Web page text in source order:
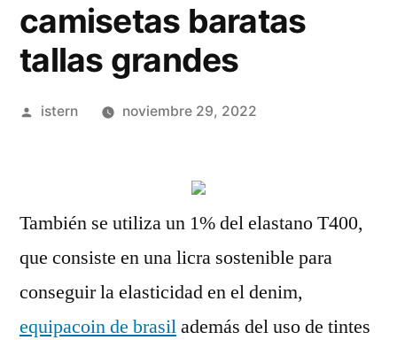
camisetas baratas
tallas grandes
Publicado
istern noviembre 29, 2022
También se utiliza un 1% del elastano T400,
que consiste en una licra sostenible para
conseguir la elasticidad en el denim,
equipacoin de brasilademás del uso de tintes